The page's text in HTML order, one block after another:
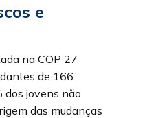
e
na COP 27
de 166
dos jovens não
das mudanças